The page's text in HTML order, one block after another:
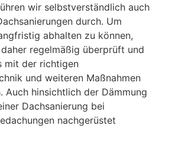
wir selbstverständlich auch
durch. Um
abhalten zu können,
regelmäßig überprüft und
mit der richtigen
und weiteren Maßnahmen
Auch hinsichtlich der Dämmung
Dachsanierung bei
nachgerüstet